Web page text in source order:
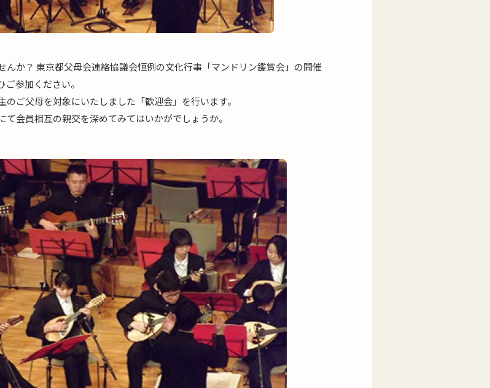
んか？ 東京都父母会連絡協議会恒例の文化行事「マンドリン鑑賞会」の開催
参加ください。
ご父母を対象にいたしました「歓迎会」を行います。
会員相互の親交を深めてみてはいかがでしょうか。